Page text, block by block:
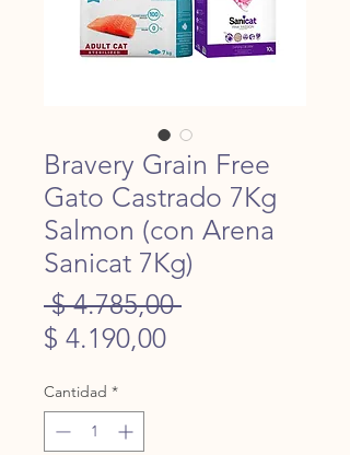
Bravery Grain Free
Gato Castrado 7Kg
Salmon (con Arena
Sanicat 7Kg)
$ 4.785,00 Precio
$ 4.190,00Precio
Cantidad *